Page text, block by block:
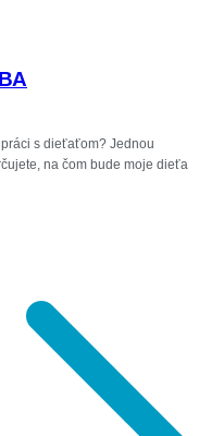
s dieťaťom? Jednou
na čom bude moje dieťa